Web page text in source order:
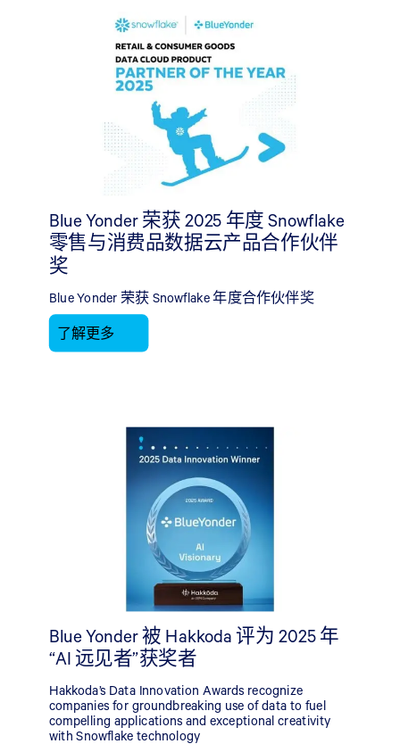
Blue Yonder 荣获 2025 年度 Snowflake
零售与消费品数据云产品合作伙伴
奖
Blue Yonder 荣获 Snowflake 年度合作伙伴奖
了解更多
Blue Yonder 被 Hakkoda 评为 2025 年
“AI 远见者”获奖者
Hakkoda’s Data Innovation Awards recognize
companies for groundbreaking use of data to fuel
compelling applications and exceptional creativity
with Snowflake technology